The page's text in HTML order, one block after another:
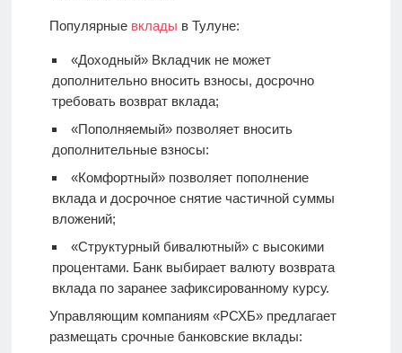
Популярные вклады в Тулуне:
«Доходный» Вкладчик не может
дополнительно вносить взносы, досрочно
требовать возврат вклада;
«Пополняемый» позволяет вносить
дополнительные взносы:
«Комфортный» позволяет пополнение
вклада и досрочное снятие частичной суммы
вложений;
«Структурный бивалютный» с высокими
процентами. Банк выбирает валюту возврата
вклада по заранее зафиксированному курсу.
Управляющим компаниям «РСХБ» предлагает
размещать срочные банковские вклады: